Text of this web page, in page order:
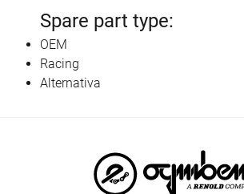
Spare part type:
OEM
Racing
Alternativa